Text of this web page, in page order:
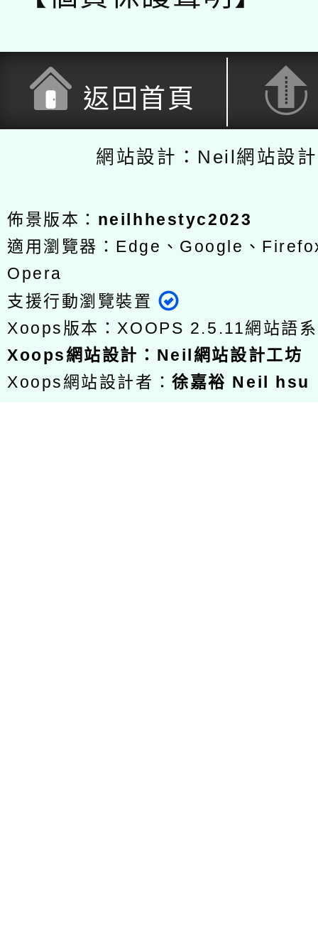
返回首頁
網站設計：Neil網站設
佈景版本： neilhhestyc2023
適用瀏覽器：Edge、Google、
Opera
支援行動瀏覽裝置
Xoops版本：XOOPS 2.5.11網站語
Xoops網站設計 ： Neil網站設計工坊
Xoops網站設計者：徐嘉裕 Neil hsu